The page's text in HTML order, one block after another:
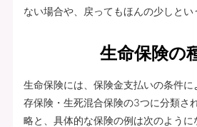
ない場合や、戻ってもほんの少しとい
生命保険の
生命保険には、保険金支払いの条件
存保険・生死混合保険の3つに分類さ
略と、具体的な保険の例は次のように